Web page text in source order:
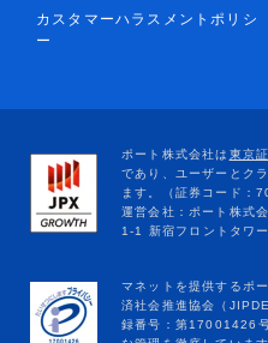
カスタマーハラスメントポリシ
ー